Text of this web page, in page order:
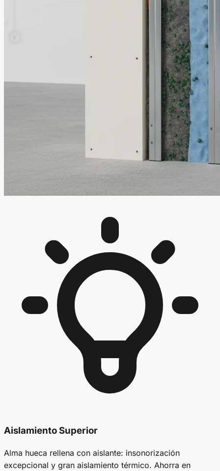
Aislamiento Superior
Alma hueca rellena con aislante: insonorización
excepcional y gran aislamiento térmico. Ahorra en